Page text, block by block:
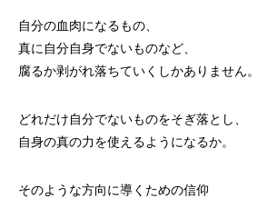
自分の血肉になるもの、
真に自分自身でないものなど、
腐るか剥がれ落ちていくしかありません。
どれだけ自分でないものをそぎ落とし、
自身の真の力を使えるようになるか。
そのような方向に導くための信仰